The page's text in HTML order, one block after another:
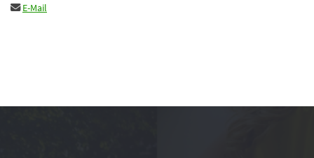
E-Mail